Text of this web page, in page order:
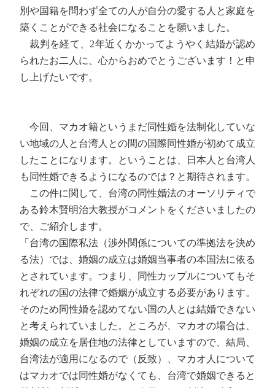
別や国籍を問わず全ての人が自分の愛する人と家庭を
築くことができる社会になることを願いました。
裁判を経て、2年近くかかってようやく結婚が認め
られたお二人に、心からおめでとうございます！と申
し上げたいです。
今回、マカオ籍というまだ同性婚を法制化していな
い地域の人と台湾人との間の国際同性婚が初めて成立
したことになります。ということは、日本人と台湾人
も同性婚できるようになるのでは？と期待されます。
この件に関して、台湾の同性婚法のオーソリティで
ある鈴木賢明治大教授がコメントをくださいましたの
で、ご紹介します。
「台湾の国際私法（渉外関係についての準拠法を決め
る法）では、婚姻の成立は婚姻当事者の本国法に依る
とされています。つまり、同性カップルについてもそ
れぞれの国の法律で婚姻が成立する必要があります。
そのため同性婚を認めてない国の人とは結婚できない
と考えられていました。ところが、マカオの場合は、
婚姻の成立を居住地の法律としていますので、結局、
台湾法が適用になるので（反致）、マカオ人について
はマカオでは同性婚がなくても、台湾で婚姻できると